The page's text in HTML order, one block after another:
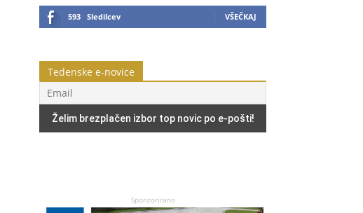
593 Sledilcev VŠEČKAJ
Tedenske e-novice
Sponzorirano